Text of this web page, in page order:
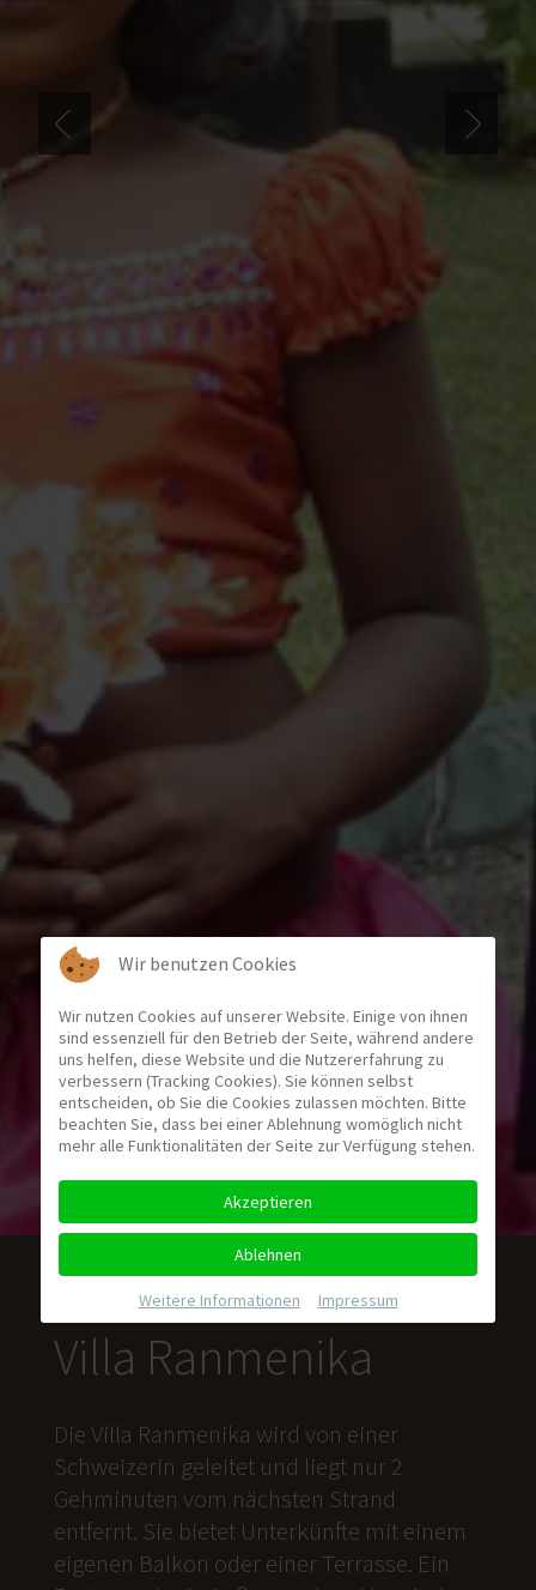
Villa Ranmenika
Die Villa Ranmenika wird von einer
Schweizerin geleitet und liegt nur 2
Gehminuten vom nächsten Strand
entfernt. Sie bietet Unterkünfte mit einem
eigenen Balkon oder einer Terrasse. Ein
Wir benutzen Cookies
Wir nutzen Cookies auf unserer Website. Einige von ihnen
sind essenziell für den Betrieb der Seite, während andere
uns helfen, diese Website und die Nutzererfahrung zu
verbessern (Tracking Cookies). Sie können selbst
entscheiden, ob Sie die Cookies zulassen möchten. Bitte
beachten Sie, dass bei einer Ablehnung womöglich nicht
mehr alle Funktionalitäten der Seite zur Verfügung stehen.
Akzeptieren
Ablehnen
Weitere Informationen Impressum